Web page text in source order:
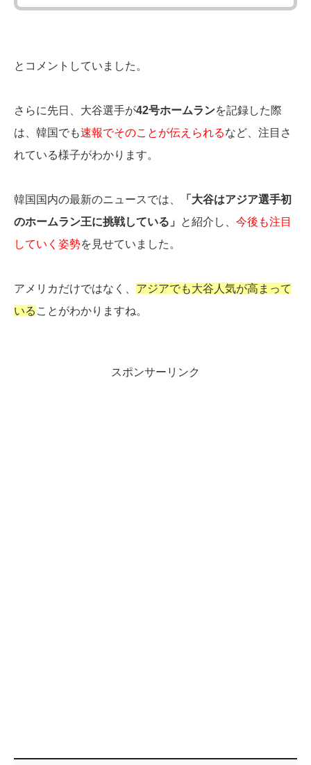
とコメントしていました。
さらに先日、大谷選手が42号ホームランを記録した際
は、韓国でも速報でそのことが伝えられるなど、注目さ
れている様子がわかります。
韓国国内の最新のニュースでは、
「大谷はアジア選手初
のホームラン王に挑戦している」
と紹介し、 今後も注目
していく姿勢を見せていました。
アメリカだけではなく、 アジアでも大谷人気が高まって
いる ことがわかりますね。
スポンサーリンク